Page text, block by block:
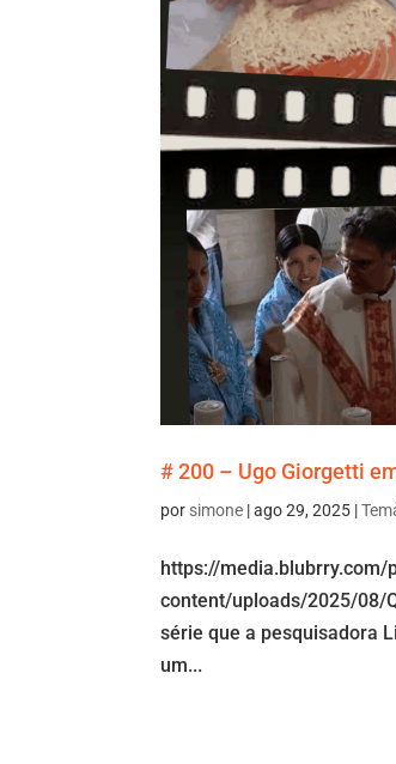
# 200 – Ugo Giorgetti
por simone |ago 29, 2025 |
https://
content/uploads/2025/08/
série que a pesquisadora
um...